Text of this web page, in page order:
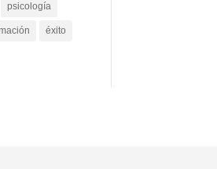
psicología
éxito